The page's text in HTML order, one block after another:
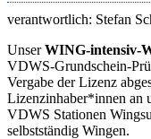
verantwortlich: Stefan
UnserWING-intensiv-
VDWS-Grundschein-
Vergabe der Lizenz
Lizenzinhaber*innen an
VDWS Stationen
selbstständig Wingen.